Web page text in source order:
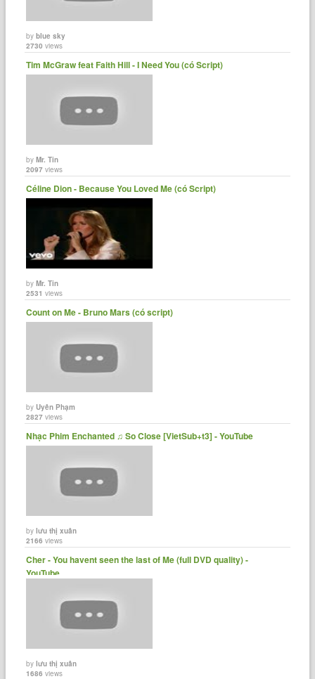
byblue sky
2730 views
Tim McGraw feat Faith Hill - I Need You (có Script)
byMr. Tin
2097 views
Céline Dion - Because You Loved Me (có Script)
byMr. Tin
2531 views
Count on Me - Bruno Mars (có script)
byUyên Phạm
2827 views
Nhạc Phim Enchanted ♫ So Close [VietSub+t3] - YouTube
bylưu thị xuân
2166 views
Cher - You havent seen the last of Me (full DVD quality) -
YouTube
bylưu thị xuân
1686 views